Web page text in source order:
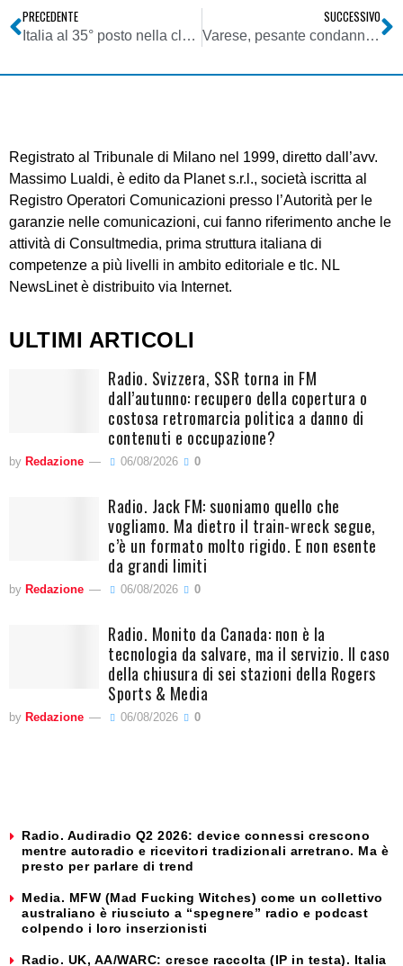
PRECEDENTE
Italia al 35° posto nella classifica di Rsf sulla libertà di stampa
SUCCESSIVO
Varese, pesante condanna per phishing
Registrato al Tribunale di Milano nel 1999, diretto dall’avv.
Massimo Lualdi, è edito da Planet s.r.l., società iscritta al
Registro Operatori Comunicazioni presso l’Autorità per le
garanzie nelle comunicazioni, cui fanno riferimento anche le
attività di Consultmedia, prima struttura italiana di
competenze a più livelli in ambito editoriale e tlc. NL
NewsLinet è distribuito via Internet.
ULTIMI ARTICOLI
Radio. Svizzera, SSR torna in FM
dall’autunno: recupero della copertura o
costosa retromarcia politica a danno di
contenuti e occupazione?
by Redazione 06/08/2026 0
Radio. Jack FM: suoniamo quello che
vogliamo. Ma dietro il train-wreck segue,
c’è un formato molto rigido. E non esente
da grandi limiti
by Redazione 06/08/2026 0
Radio. Monito da Canada: non è la
tecnologia da salvare, ma il servizio. Il caso
della chiusura di sei stazioni della Rogers
Sports & Media
by Redazione 06/08/2026 0
Radio. Audiradio Q2 2026: device connessi crescono
mentre autoradio e ricevitori tradizionali arretrano. Ma è
presto per parlare di trend
Media. MFW (Mad Fucking Witches) come un collettivo
australiano è riusciuto a “spegnere” radio e podcast
colpendo i loro inserzionisti
Radio. UK, AA/WARC: cresce raccolta (IP in testa). Italia